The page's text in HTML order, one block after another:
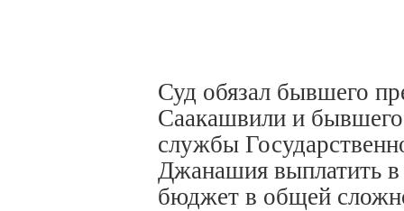
Суд обязал бывшего
Саакашвили и
службы
Джанашия выплатить в
бюджет в общей